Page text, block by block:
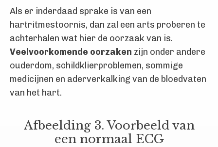
Als er inderdaad sprake is van een
hartritmestoornis, dan zal een arts proberen te
achterhalen wat hier de oorzaak van is.
Veelvoorkomende oorzaken zijn onder andere
ouderdom, schildklierproblemen, sommige
medicijnen en aderverkalking van de bloedvaten
van het hart.
Afbeelding 3. Voorbeeld van
een normaal ECG